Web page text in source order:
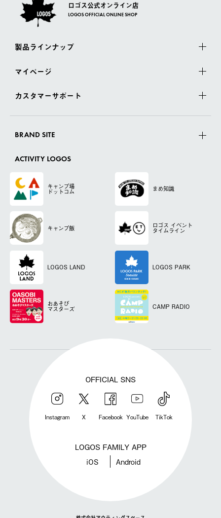
ロゴス公式オンライン店
LOGOS OFFICIAL ONLINE SHOP
製品ラインナップ
マイページ
カスタマーサポート
BRAND SITE
ACTIVITY LOGOS
キャンプ場
ドットコム まめ知識
キャンプ飯 ロゴス イベント
タイムライン
LOGOS LAND LOGOS PARK
おあそび
マスターズ CAMP RADIO
OFFICIAL SNS
Instagram X Facebook YouTube TikTok
LOGOS FAMILY APP
iOS Android